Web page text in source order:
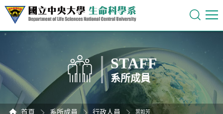
STAFF
系所成員
首頁 系所成員 行政人員 葉如芳